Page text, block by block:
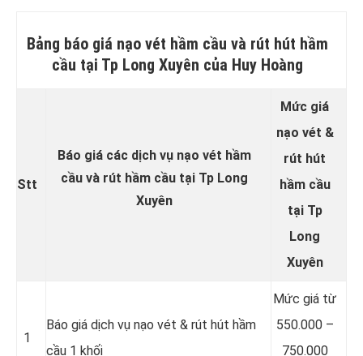
Bảng báo giá nạo vét hầm cầu và rút hút hầm
cầu tại Tp Long Xuyên của Huy Hoàng
Stt
Báo giá các dịch vụ nạo vét hầm
cầu và rút hầm cầu tại Tp Long
Xuyên
Mức giá
nạo vét &
rút hút
hầm cầu
tại Tp
Long
Xuyên
1
Báo giá dịch vụ nạo vét & rút hút hầm
cầu 1 khối
Mức giá từ
550.000 –
750.000